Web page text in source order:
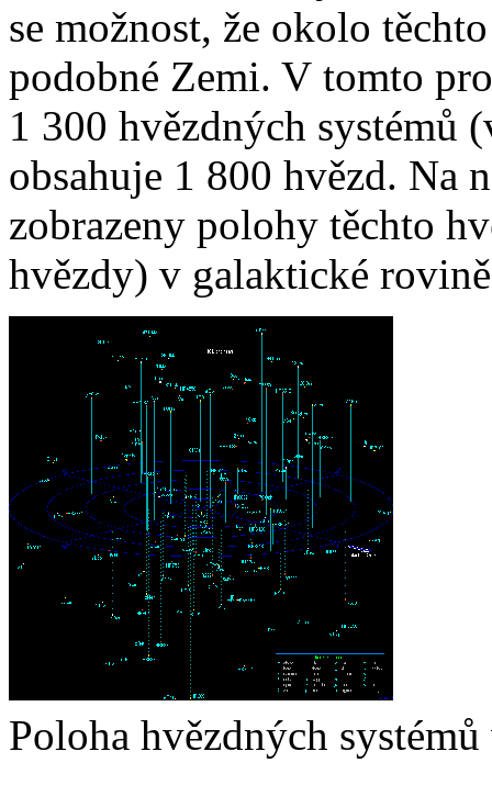
se možnost, že okolo
podobné Zemi. V tomto
1 300 hvězdných systémů
obsahuje 1 800 hvězd. Na
zobrazeny polohy těchto
hvězdy) v galaktické
Poloha hvězdných